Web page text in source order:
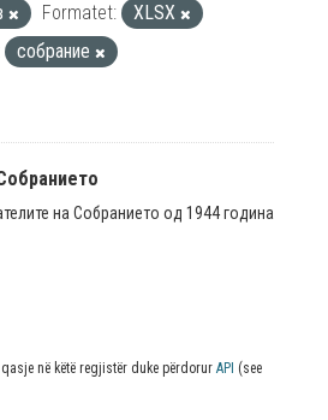
Formatet:
XLSX
собрание
на Собранието од 1944 година
në këtë regjistër duke përdorur API (see